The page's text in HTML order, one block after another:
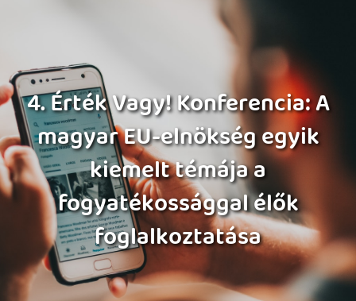
4. Érték Vagy! Konferencia: A
magyar EU-elnökség egyik
kiemelt témája a
fogyatékossággal élők
foglalkoztatása